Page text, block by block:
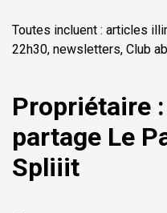
Toutes incluent : articles
22h30, newsletters, Club
Propriétaire
partage Le
Spliiit